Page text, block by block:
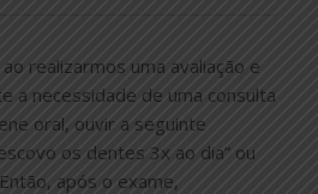
realizarmos uma avaliação e
a necessidade de uma consulta
oral, ouvir a seguinte
os dentes 3x ao dia” ou
após o exame,